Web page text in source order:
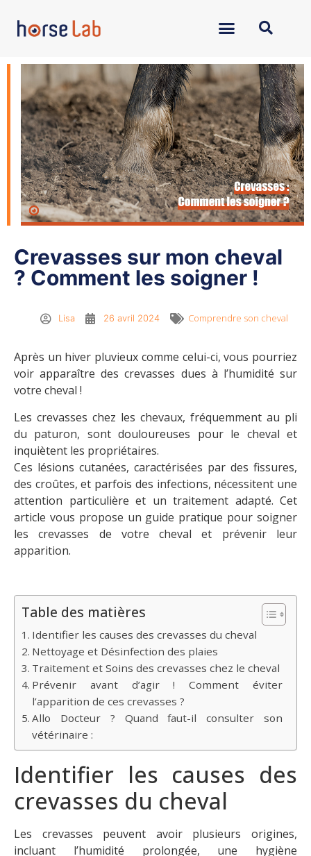
Crevasses sur mon cheval
? Comment les soigner !
Lisa 26 avril 2024 Comprendre son cheval
Après un hiver pluvieux comme celui-ci, vous pourriez
voir apparaître des crevasses dues à l’humidité sur
votre cheval !
Les crevasses chez les chevaux, fréquemment au pli
du paturon, sont douloureuses pour le cheval et
inquiètent les propriétaires.
Ces lésions cutanées, caractérisées par des fissures,
des croûtes, et parfois des infections, nécessitent une
attention particulière et un traitement adapté. Cet
article vous propose un guide pratique pour soigner
les crevasses de votre cheval et prévenir leur
apparition.
Table des matières
Identifier les causes des crevasses du cheval
Nettoyage et Désinfection des plaies
Traitement et Soins des crevasses chez le cheval
Prévenir avant d’agir ! Comment éviter
l’apparition de ces crevasses ?
Allo Docteur ? Quand faut-il consulter son
vétérinaire :
Identifier les causes des
crevasses du cheval
Les crevasses peuvent avoir plusieurs origines,
incluant l’humidité prolongée, une hygiène